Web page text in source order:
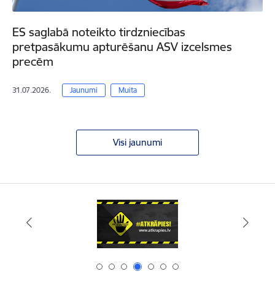
ES saglabā noteikto tirdzniecības
pretpasākumu apturēšanu ASV izcelsmes
precēm
31.07.2026. Jaunumi Muita
Visi jaunumi